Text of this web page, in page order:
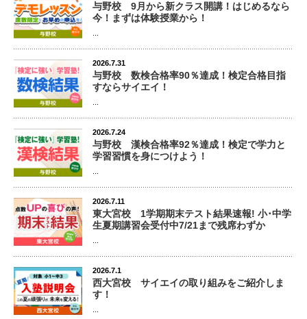
与野校 9月から新クラス開講！はじめるなら
今！まずは体験授業から！
2026.7.31
与野校 数検合格率90％達成！検定合格目指
すならサイエイ！
2026.7.24
与野校 漢検合格率92％達成！検定で学力と
学習習慣を身につけよう！
2026.7.11
東大宮校 1学期期末テスト結果速報! 小･中学
生夏期講習会受付中7/21まで残席わずか
2026.7.1
西大宮校 サイエイの取り組みをご紹介しま
す！